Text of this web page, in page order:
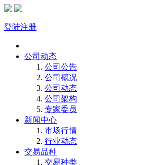
登陆注册
公司动态
公司公告
公司概况
公司动态
公司架构
专家委员
新闻中心
市场行情
行业动态
交易品种
交易种类